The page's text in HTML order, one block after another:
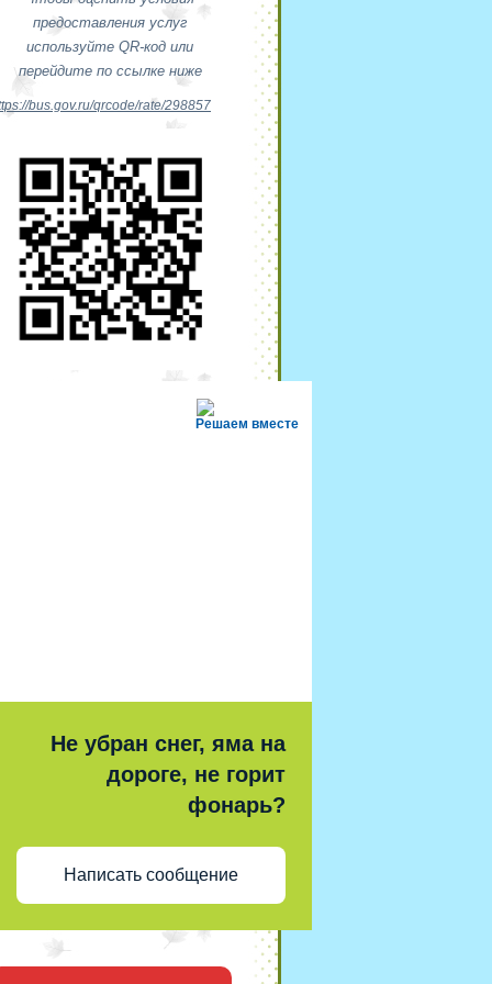
предоставления услуг
используйте QR-код или
перейдите по ссылке ниже
bus.gov.ru/qrcode/rate/298857
Решаем вместе
Не убран снег, яма на
дороге, не горит
фонарь?
Написать сообщение